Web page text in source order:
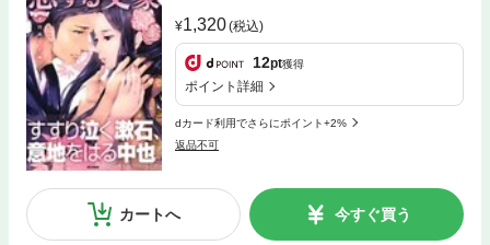
1,320(税込)
12pt獲得
ポイント詳細
dカード利用でさらにポイント+2%
返品不可
カートへ 今すぐ買う